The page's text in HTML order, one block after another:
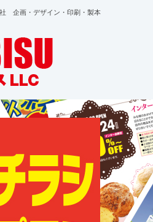
企画・デザイン・印刷・製本